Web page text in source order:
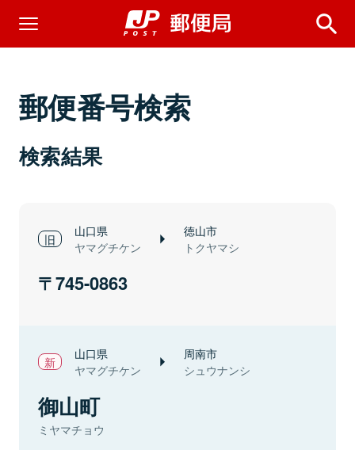
郵便番号検索
検索結果
山口県
ヤマグチケン
徳山市
トクヤマシ
745-0863
山口県
ヤマグチケン
周南市
シュウナンシ
御山町
ミヤマチョウ